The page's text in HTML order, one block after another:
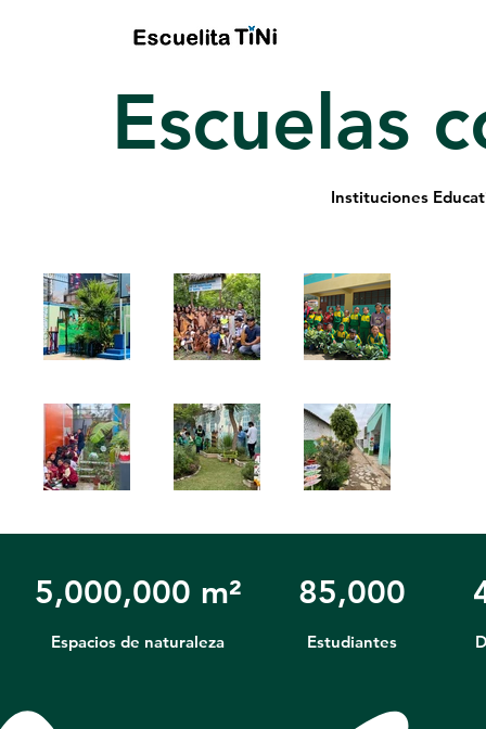
Escuelas
Instituciones
5,000,000 m²
Espacios de naturaleza
85,000
Estudiantes